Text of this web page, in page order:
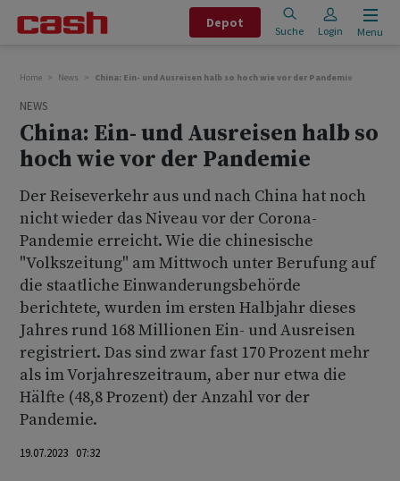
Depot
Suche Login Menu
Home News China: Ein- und Ausreisen halb so hoch wie vor der Pandemie
NEWS
China: Ein- und Ausreisen halb so
hoch wie vor der Pandemie
Der Reiseverkehr aus und nach China hat noch
nicht wieder das Niveau vor der Corona-
Pandemie erreicht. Wie die chinesische
"Volkszeitung" am Mittwoch unter Berufung auf
die staatliche Einwanderungsbehörde
berichtete, wurden im ersten Halbjahr dieses
Jahres rund 168 Millionen Ein- und Ausreisen
registriert. Das sind zwar fast 170 Prozent mehr
als im Vorjahreszeitraum, aber nur etwa die
Hälfte (48,8 Prozent) der Anzahl vor der
Pandemie.
19.07.2023 07:32